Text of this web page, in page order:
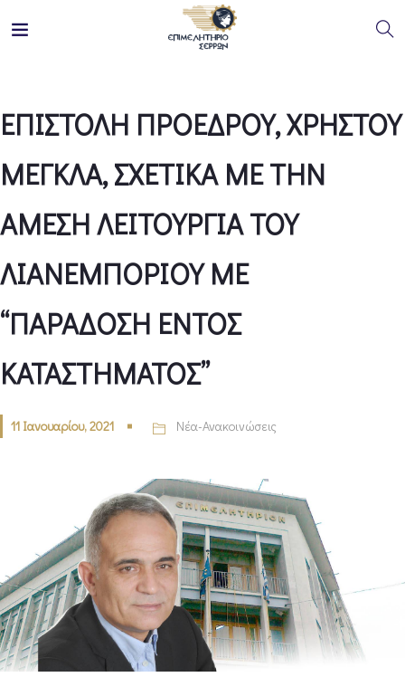
ΕΠΙΣΤΟΛΗ ΠΡΟΕΔΡΟΥ, ΧΡΗΣΤΟΥ
ΜΕΓΚΛΑ, ΣΧΕΤΙΚΑ ΜΕ ΤΗΝ
ΑΜΕΣΗ ΛΕΙΤΟΥΡΓΙΑ ΤΟΥ
ΛΙΑΝΕΜΠΟΡΙΟΥ ΜΕ
“ΠΑΡΑΔΟΣΗ ΕΝΤΟΣ
ΚΑΤΑΣΤΗΜΑΤΟΣ”
11 Ιανουαρίου, 2021 Νέα-Ανακοινώσεις